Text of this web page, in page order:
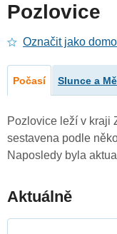
Pozlovice
Označit jako
Počasí Slunce a
Pozlovice leží v kraji
sestavena podle
Naposledy byla
Aktuálně